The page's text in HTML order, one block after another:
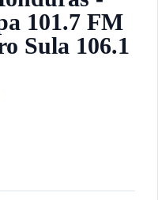
101.7 FM
Sula 106.1